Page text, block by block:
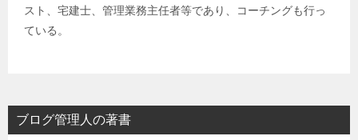
スト、宅建士、管理業務主任者等であり、コーチングも行っ
ている。
ブログ管理人の著書